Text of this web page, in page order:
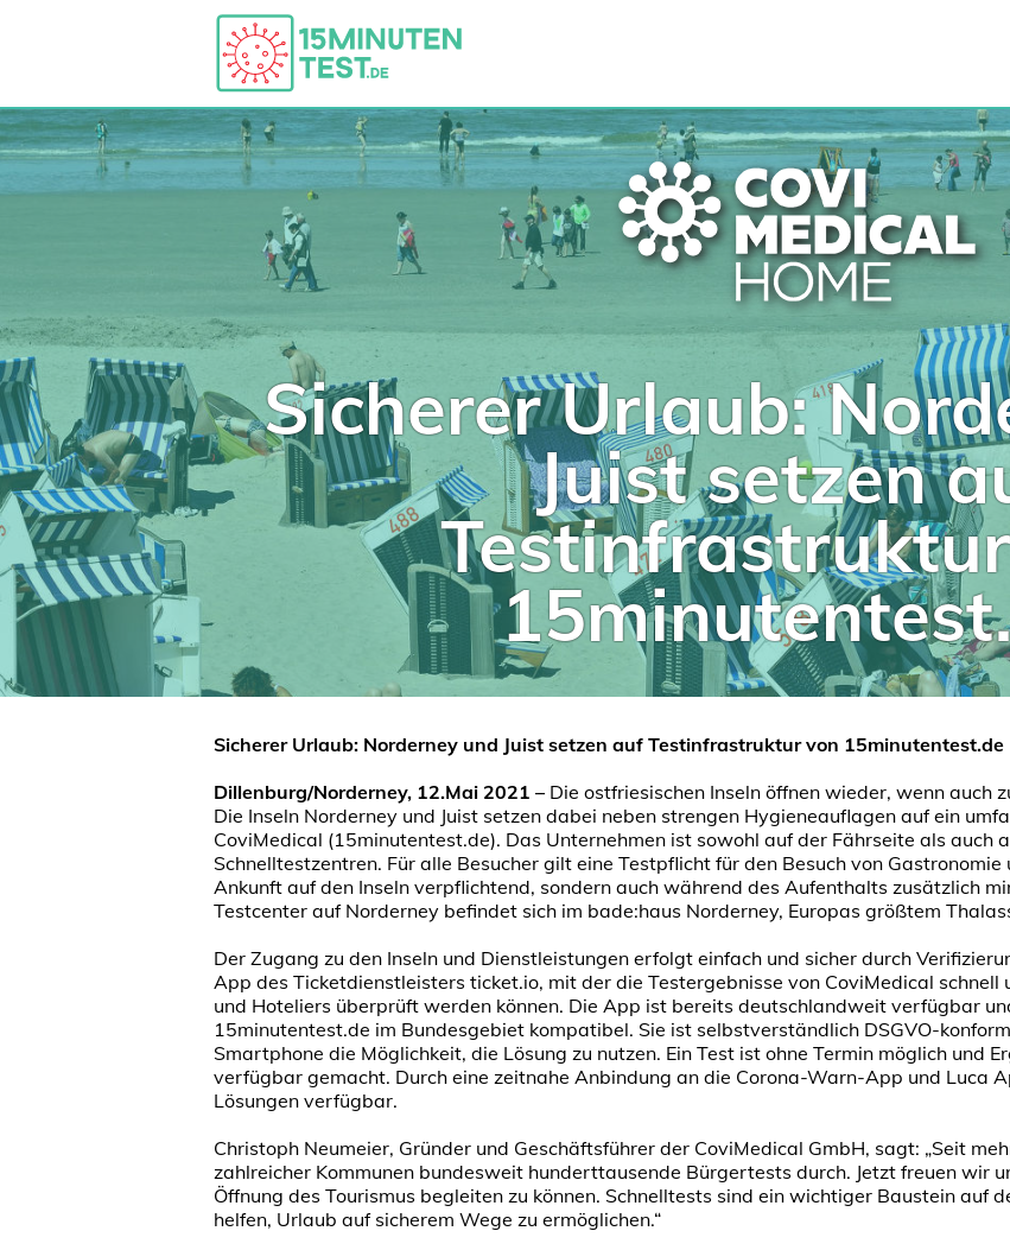
Sicherer Urlaub:
Juist setzen
Sicherer Urlaub: Norderney und Juist setzen auf Testinfrastruktur von 15minutentest.de
Dillenburg/Norderney, 12.Mai 2021 – Die ostfriesischen Inseln öffnen wieder, wenn auch
Die Inseln Norderney und Juist setzen dabei neben strengen Hygieneauflagen auf ein
CoviMedical (15minutentest.de). Das Unternehmen ist sowohl auf der Fährseite als auch
Schnelltestzentren. Für alle Besucher gilt eine Testpflicht für den Besuch von
Ankunft auf den Inseln verpflichtend, sondern auch während des Aufenthalts zusätzlich
Testcenter auf Norderney befindet sich im bade:haus Norderney, Europas größtem
Der Zugang zu den Inseln und Dienstleistungen erfolgt einfach und sicher durch
App des Ticketdienstleisters ticket.io, mit der die Testergebnisse von CoviMedical schnell
und Hoteliers überprüft werden können. Die App ist bereits deutschlandweit verfügbar
15minutentest.de im Bundesgebiet kompatibel. Sie ist selbstverständlich DSGVO-
Smartphone die Möglichkeit, die Lösung zu nutzen. Ein Test ist ohne Termin möglich und
verfügbar gemacht. Durch eine zeitnahe Anbindung an die Corona-Warn-App und Luca
Lösungen verfügbar.
Christoph Neumeier, Gründer und Geschäftsführer der CoviMedical GmbH, sagt: „Seit
zahlreicher Kommunen bundesweit hunderttausende Bürgertests durch. Jetzt freuen wir
Öffnung des Tourismus begleiten zu können. Schnelltests sind ein wichtiger Baustein auf
helfen, Urlaub auf sicherem Wege zu ermöglichen.“